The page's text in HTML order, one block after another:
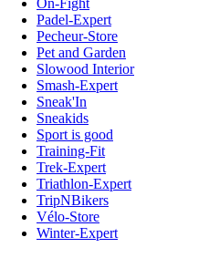
Padel-Expert
Pecheur-Store
Pet and Garden
Slowood Interior
Smash-Expert
Sneak'In
Sneakids
Sport is good
Training-Fit
Trek-Expert
Triathlon-Expert
TripNBikers
Vélo-Store
Winter-Expert